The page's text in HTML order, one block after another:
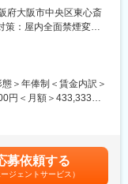
を行っております。ス
する。そんな社風の会
いをもって取り組める
けLED照明、日用雑貨
。そのうち、当社は法
など含む）・福祉施設
となります。
家具の総合メーカーに
ご担当いただきます。
行っていただきます。
定・空間の提案
業との同行）、デザイ
府大阪市中央区東心斎
：屋内全面禁煙変更
＞年俸制＜賃金内訳＞
円＜月額＞433,333円
安の金額であり、選考
(月額)は固定手当を含め
募依頼する
ージェントサービス）